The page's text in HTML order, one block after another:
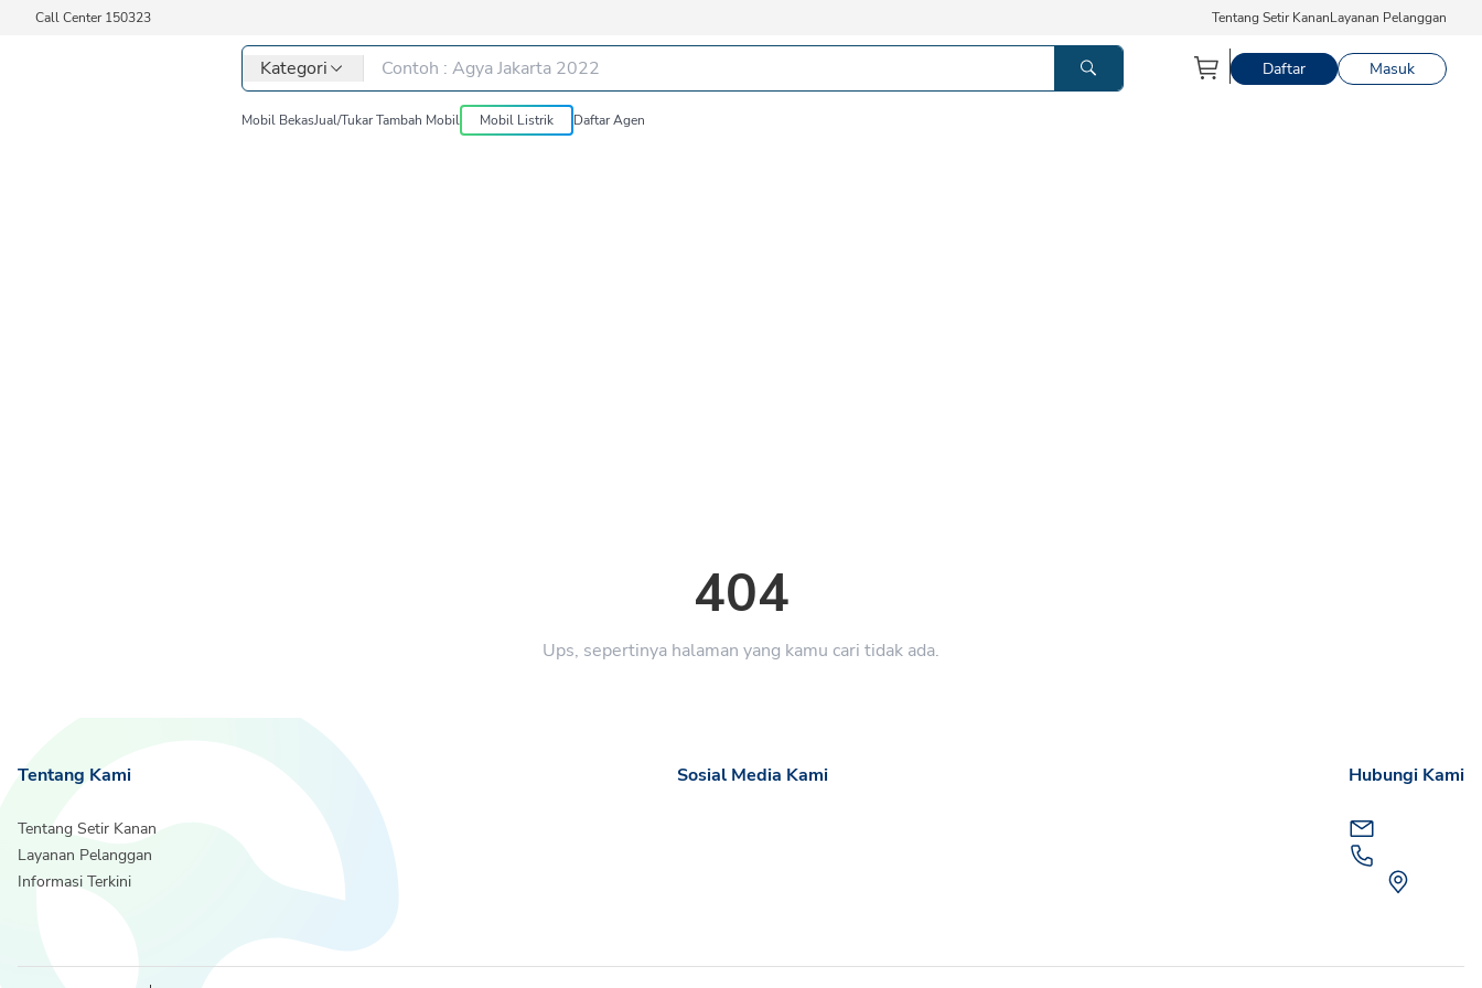
Call Center 150323 Tentang Setir KananLayanan Pelanggan
Kategori Daftar Masuk
Mobil BekasJual/Tukar Tambah Mobil Mobil Listrik Daftar Agen
404
Ups, sepertinya halaman yang kamu cari tidak ada.
Tentang Kami
Tentang Setir Kanan
Layanan Pelanggan
Informasi Terkini
Sosial Media Kami Hubungi Kami